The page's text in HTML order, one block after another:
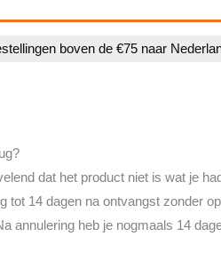
boven de €75 naar
dat het product niet is wat je
tot 14 dagen na ontvangst zonder
annulering heb je nogmaals 14